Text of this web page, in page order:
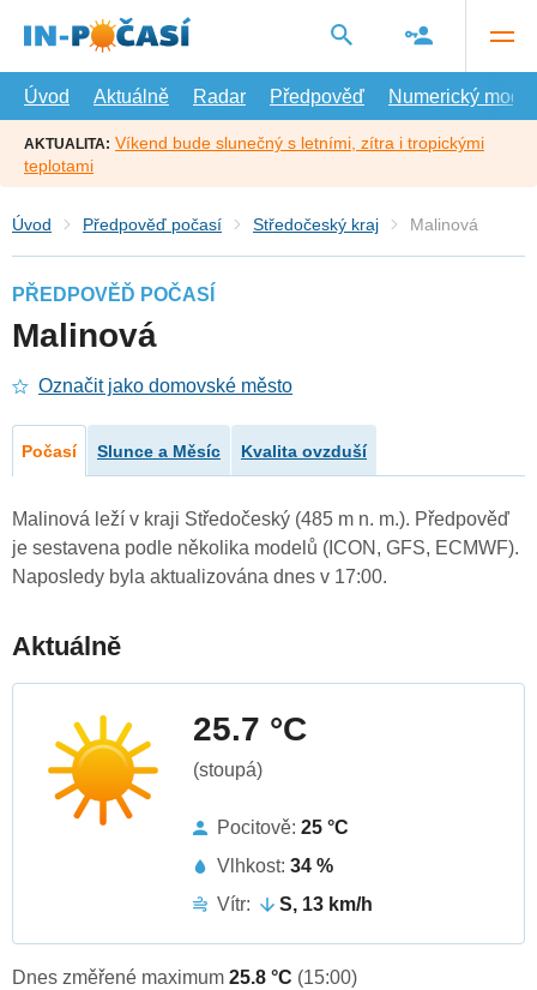
hlavní
Úvod
Aktuálně Radar Předpověď Numerický model
AKTUALITA: Víkend bude slunečný s letními, zítra i tropickými
teplotami
Úvod Předpověď počasí Středočeský kraj Malinová
PŘEDPOVĚĎ POČASÍ
Malinová
Označit jako domovské město
Počasí Slunce a Měsíc Kvalita ovzduší
Malinová leží v kraji Středočeský (485 m n. m.). Předpověď
je sestavena podle několika modelů (ICON, GFS, ECMWF).
Naposledy byla aktualizována dnes v 17:00.
Aktuálně
25.7 °C
(stoupá)
Pocitově: 25 °C
Vlhkost: 34 %
Vítr:
S, 13 km/h
Dnes změřené maximum 25.8 °C (15:00)